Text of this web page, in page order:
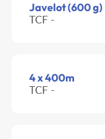
Javelot (600 g)
TCF -
4 x 400m
TCF -